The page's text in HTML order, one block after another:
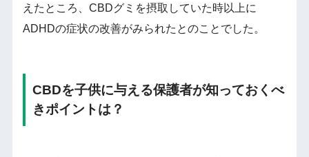
えたところ、CBDグミを摂取していた時以上に
ADHDの症状の改善がみられたとのことでした。
CBDを子供に与える保護者が知っておくべ
きポイントは？